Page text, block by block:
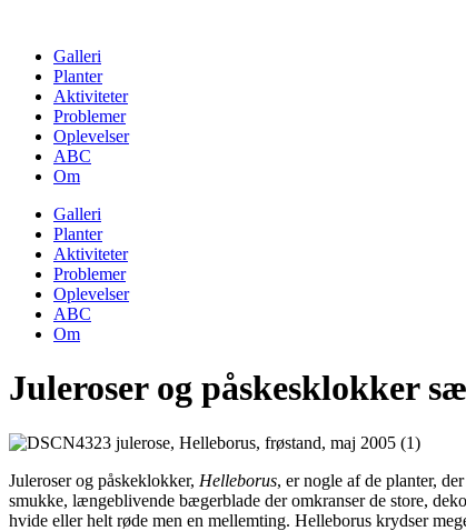
contentGalleri
Planter
Aktiviteter
Problemer
Oplevelser
ABC
Om
Galleri
Planter
Aktiviteter
Problemer
Oplevelser
ABC
Om
Juleroser og påskesklokker
Juleroser og påskeklokker, Helleborus, er nogle af de planter,
smukke, længeblivende bægerblade der omkranser de store,
hvide eller helt røde men en mellemting. Helleborus krydser